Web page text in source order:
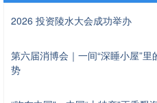
2026 投资陵水大会成功举办
第六届消博会｜一间“深睡小屋”
势